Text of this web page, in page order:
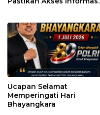
Ucapan Selamat
Memperingati Hari
Bhayangkara